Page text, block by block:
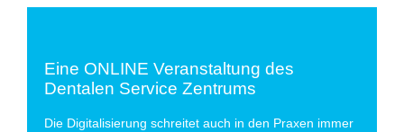
Eine ONLINE Veranstaltung des
Dentalen Service Zentrums
Die Digitalisierung schreitet auch in den Praxen immer